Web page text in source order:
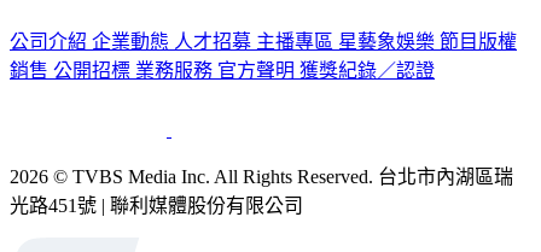
公司介紹 企業動態 人才招募 主播專區 星藝象娛樂 節目版權
銷售 公開招標 業務服務 官方聲明 獲獎紀錄／認證
2026 © TVBS Media Inc. All Rights Reserved. 台北市內湖區瑞
光路451號 | 聯利媒體股份有限公司